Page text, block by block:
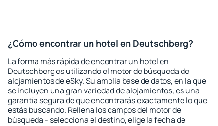
¿Cómo encontrar un hotel en Deutschberg?
La forma más rápida de encontrar un hotel en
Deutschberg es utilizando el motor de búsqueda de
alojamientos de eSky. Su amplia base de datos, en la que
se incluyen una gran variedad de alojamientos, es una
garantía segura de que encontrarás exactamente lo que
estás buscando. Rellena los campos del motor de
búsqueda - selecciona el destino, elige la fecha de